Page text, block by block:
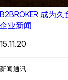
B2BROKER 成为
企业新闻
15.11.20
新闻通讯